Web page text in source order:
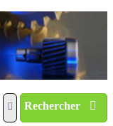
Rechercher